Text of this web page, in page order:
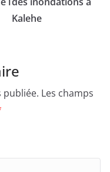
Kalehe
publiée. Les champs